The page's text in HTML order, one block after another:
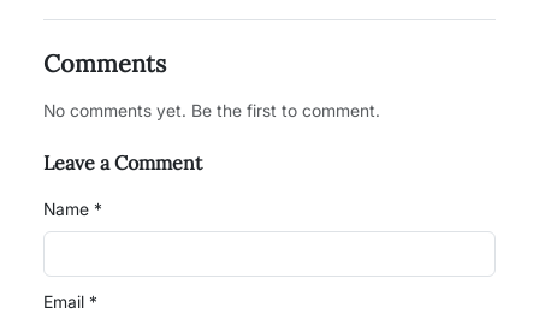
Comments
No comments yet. Be the first to comment.
Leave a Comment
Name *
Email *